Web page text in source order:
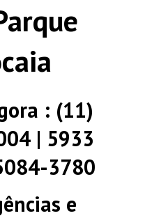
: (11)
| 5933
3780
e